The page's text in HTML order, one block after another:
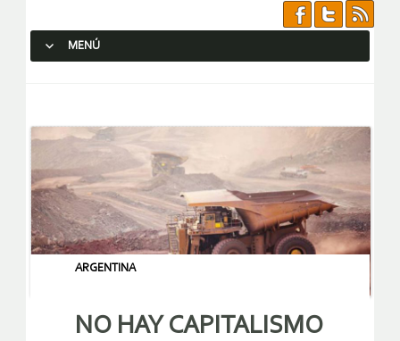
MENÚ
ARGENTINA
NO HAY CAPITALISMO